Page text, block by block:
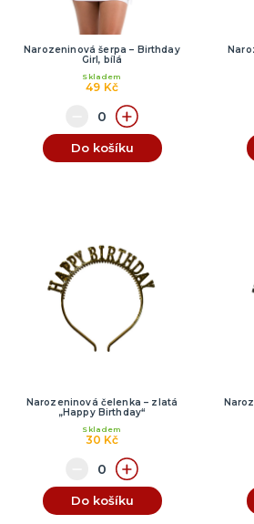
Narozeninová šerpa – Birthday
Girl, bílá
49 Kč
Skladem
Do košíku
Narozeninová čelenka – zlatá
„Happy Birthday“
30 Kč
Skladem
Do košíku